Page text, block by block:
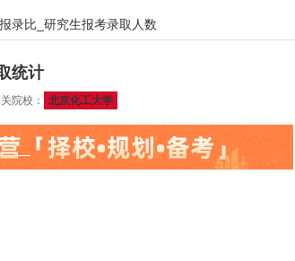
录比_研究生报考录取人数
统计
院校： 北京化工大学